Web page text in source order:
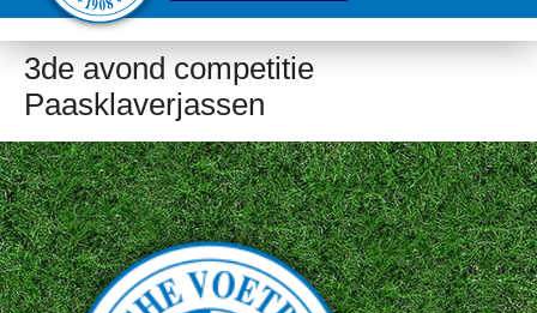
3de avond competitie
Paasklaverjassen